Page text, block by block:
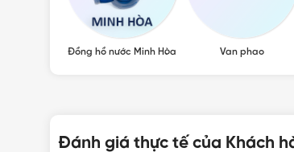
Đồng hồ nước Minh Hòa Van phao
Đánh giá thực tế của Khách